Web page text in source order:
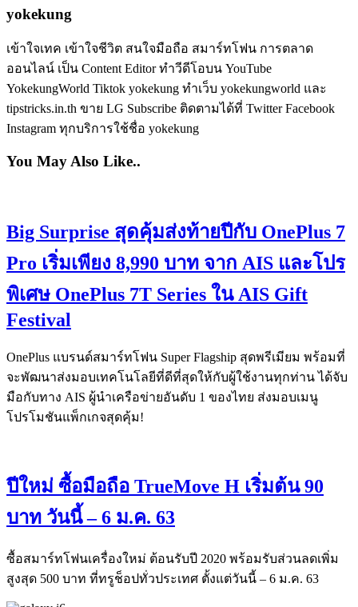
yokekung
เข้าใจเทค เข้าใจชีวิต สนใจมือถือ สมาร์ทโฟน การตลาด
ออนไลน์ เป็น Content Editor ทำวีดีโอบน YouTube
YokekungWorld Tiktok yokekung ทำเว็บ yokekungworld และ
tipstricks.in.th ขาย LG Subscribe ติดตามได้ที่ Twitter Facebook
Instagram ทุกบริการใช้ชื่อ yokekung
You May Also Like..
Big Surprise สุดคุ้มส่งท้ายปีกับ OnePlus 7
Pro เริ่มเพียง 8,990 บาท จาก AIS และโปร
พิเศษ OnePlus 7T Series ใน AIS Gift
Festival
OnePlus แบรนด์สมาร์ทโฟน Super Flagship สุดพรีเมียม พร้อมที่
จะพัฒนาส่งมอบเทคโนโลยีที่ดีที่สุดให้กับผู้ใช้งานทุกท่าน ได้จับ
มือกับทาง AIS ผู้นำเครือข่ายอันดับ 1 ของไทย ส่งมอบเมนู
โปรโมชันแพ็กเกจสุดคุ้ม!
ปีใหม่ ซื้อมือถือ TrueMove H เริ่มต้น 90
บาท วันนี้ – 6 ม.ค. 63
ซื้อสมาร์ทโฟนเครื่องใหม่ ต้อนรับปี 2020 พร้อมรับส่วนลดเพิ่ม
สูงสุด 500 บาท ที่ทรูช็อปทั่วประเทศ ตั้งแต่วันนี้ – 6 ม.ค. 63